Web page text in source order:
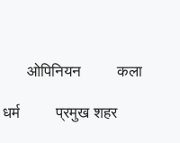
ओपिनियन कला
धर्म प्रमुख शहर